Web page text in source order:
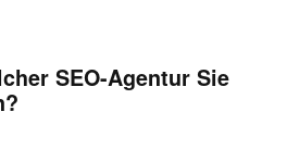
SEO-Agentur Sie